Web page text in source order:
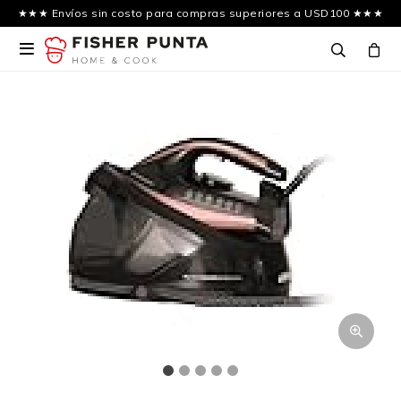
★★★ Envíos sin costo para compras superiores a USD100 ★★★
